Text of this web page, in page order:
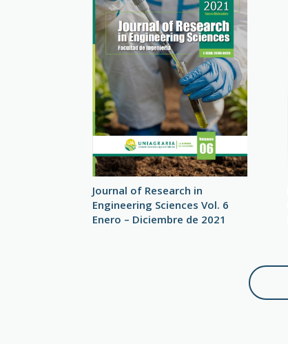
Journal of Research in
Engineering Sciences Vol. 6
Enero – Diciembre de 2021